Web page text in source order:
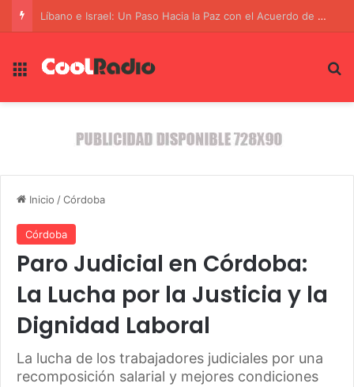
La Alianza Estratégica Contra el Terrorismo: SIDE y FBI Unen Fuerzas
Menú
Inicio /Córdoba
Córdoba
Paro Judicial en Córdoba:
La Lucha por la Justicia y la
Dignidad Laboral
La lucha de los trabajadores judiciales por una
recomposición salarial y mejores condiciones